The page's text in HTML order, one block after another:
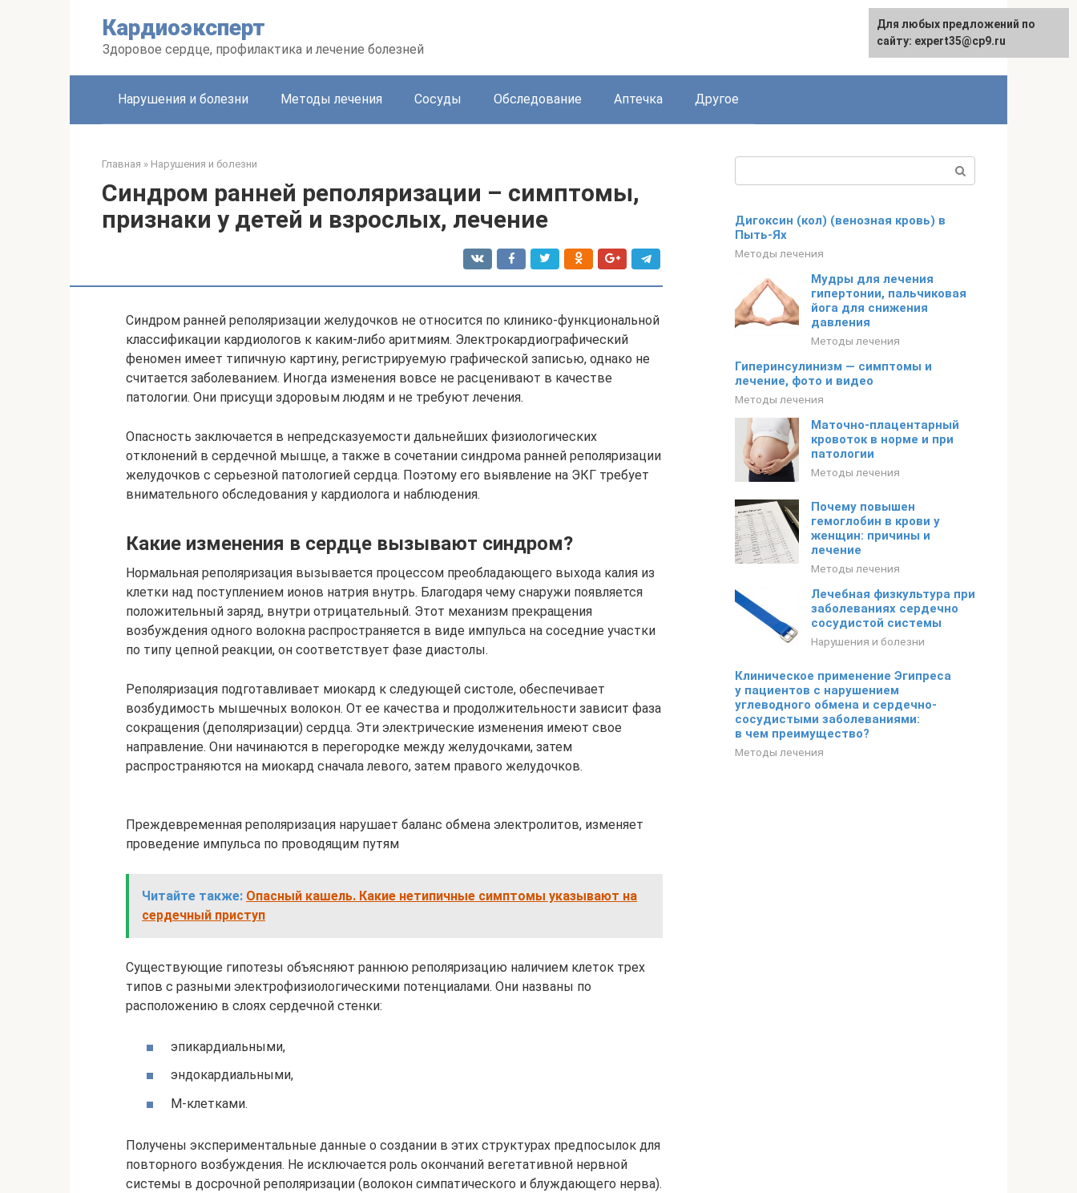
Кардиоэксперт
Здоровое сердце, профилактика и лечение болезней
Нарушения и болезни Методы лечения Сосуды Обследование Аптечка Другое
Главная » Нарушения и болезни
Синдром ранней реполяризации – симптомы,
признаки у детей и взрослых, лечение
Синдром ранней реполяризации желудочков не относится по клинико-функциональной
классификации кардиологов к каким-либо аритмиям. Электрокардиографический
феномен имеет типичную картину, регистрируемую графической записью, однако не
считается заболеванием. Иногда изменения вовсе не расценивают в качестве
патологии. Они присущи здоровым людям и не требуют лечения.
Опасность заключается в непредсказуемости дальнейших физиологических
отклонений в сердечной мышце, а также в сочетании синдрома ранней реполяризации
желудочков с серьезной патологией сердца. Поэтому его выявление на ЭКГ требует
внимательного обследования у кардиолога и наблюдения.
Какие изменения в сердце вызывают синдром?
Нормальная реполяризация вызывается процессом преобладающего выхода калия из
клетки над поступлением ионов натрия внутрь. Благодаря чему снаружи появляется
положительный заряд, внутри отрицательный. Этот механизм прекращения
возбуждения одного волокна распространяется в виде импульса на соседние участки
по типу цепной реакции, он соответствует фазе диастолы.
Реполяризация подготавливает миокард к следующей систоле, обеспечивает
возбудимость мышечных волокон. От ее качества и продолжительности зависит фаза
сокращения (деполяризации) сердца. Эти электрические изменения имеют свое
направление. Они начинаются в перегородке между желудочками, затем
распространяются на миокард сначала левого, затем правого желудочков.
Преждевременная реполяризация нарушает баланс обмена электролитов, изменяет
проведение импульса по проводящим путям
Читайте также: Опасный кашель. Какие нетипичные симптомы указывают на
сердечный приступ
Существующие гипотезы объясняют раннюю реполяризацию наличием клеток трех
типов с разными электрофизиологическими потенциалами. Они названы по
расположению в слоях сердечной стенки:
эпикардиальными,
эндокардиальными,
М-клетками.
Получены экспериментальные данные о создании в этих структурах предпосылок для
повторного возбуждения. Не исключается роль окончаний вегетативной нервной
системы в досрочной реполяризации (волокон симпатического и блуждающего нерва).
Дигоксин (кол) (венозная кровь) в
Пыть-Ях
Методы лечения
Мудры для лечения
гипертонии, пальчиковая
йога для снижения
давления
Методы лечения
Гиперинсулинизм — симптомы и
лечение, фото и видео
Методы лечения
Маточно-плацентарный
кровоток в норме и при
патологии
Методы лечения
Почему повышен
гемоглобин в крови у
женщин: причины и
лечение
Методы лечения
Лечебная физкультура при
заболеваниях сердечно
сосудистой системы
Нарушения и болезни
Клиническое применение Эгипреса
у пациентов с нарушением
углеводного обмена и сердечно-
сосудистыми заболеваниями:
в чем преимущество?
Методы лечения
Для любых предложений по
сайту: expert35@cp9.ru